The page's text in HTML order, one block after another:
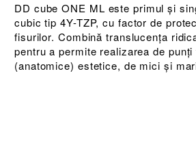
DD cube ONE ML este primul și
cubic tip 4Y-TZP, cu factor de
fisurilor. Combină translucența
pentru a permite realizarea de
(anatomice) estetice, de mici și